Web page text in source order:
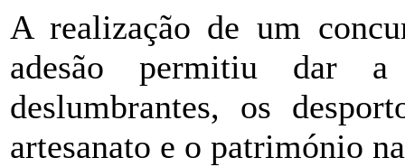
A realização de um
adesão permitiu dar a
deslumbrantes, os
artesanato e o património